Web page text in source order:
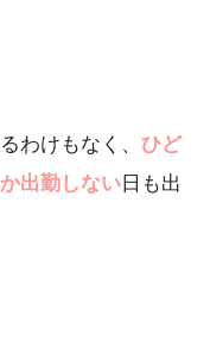
わけもなく、 ひど
出勤しない 日も出